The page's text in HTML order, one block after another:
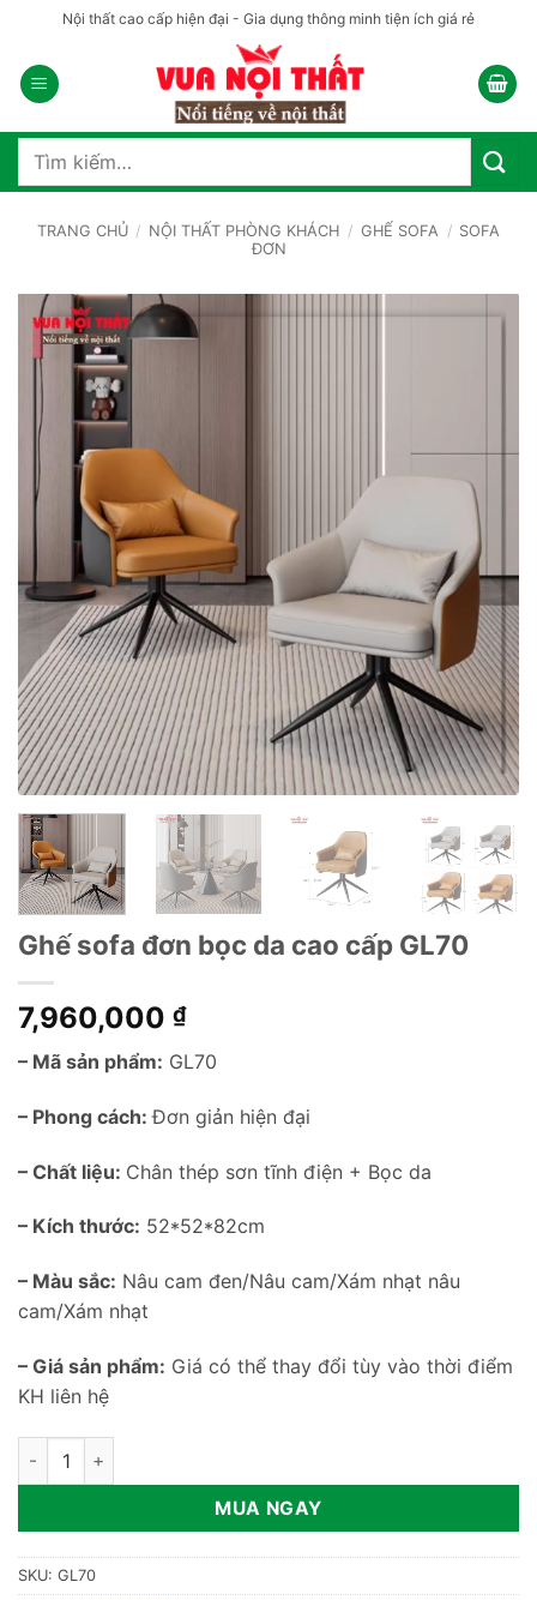
nội
dung
Nội thất cao cấp hiện đại - Gia dụng thông minh tiện ích giá rẻ
Tìm
TRANG CHỦ / NỘI THẤT PHÒNG KHÁCH / GHẾ SOFA / SOFA
ĐƠN
Ghế sofa đơn bọc da cao cấp GL70
7,960,000 ₫
– Mã sản phẩm: GL70
– Phong cách:Đơn giản hiện đại
– Chất liệu: Chân thép sơn tĩnh điện + Bọc da
– Kích thước: 52*52*82cm
– Màu sắc: Nâu cam đen/Nâu cam/Xám nhạt nâu
cam/Xám nhạt
– Giá sản phẩm: Giá có thể thay đổi tùy vào thời điểm
KH liên hệ
Ghế sofa đơn bọc da cao cấp GL70 số lượng
MUA NGAY
SKU: GL70